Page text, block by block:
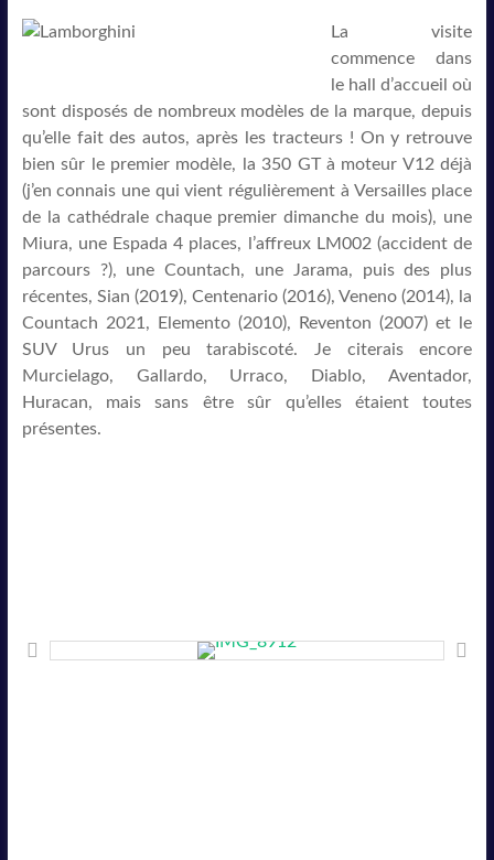
La visite
commence dans
le hall d’accueil où
sont disposés de nombreux modèles de la marque, depuis
qu’elle fait des autos, après les tracteurs ! On y retrouve
bien sûr le premier modèle, la 350 GT à moteur V12 déjà
(j’en connais une qui vient régulièrement à Versailles place
de la cathédrale chaque premier dimanche du mois), une
Miura, une Espada 4 places, l’affreux LM002 (accident de
parcours ?), une Countach, une Jarama, puis des plus
récentes, Sian (2019), Centenario (2016), Veneno (2014), la
Countach 2021, Elemento (2010), Reventon (2007) et le
SUV Urus un peu tarabiscoté. Je citerais encore
Murcielago, Gallardo, Urraco, Diablo, Aventador,
Huracan, mais sans être sûr qu’elles étaient toutes
présentes.